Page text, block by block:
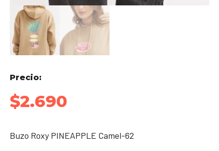
Precio:
$2.690
Buzo Roxy PINEAPPLE Camel-62